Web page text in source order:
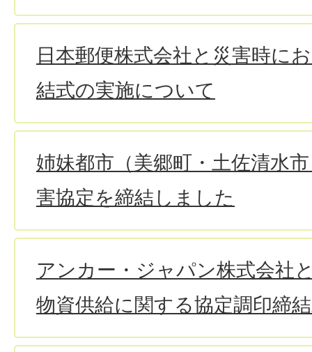
日本郵便株式会社と災害時に
結式の実施について
姉妹都市（美郷町・土佐清水
害協定を締結しました
アンカー・ジャパン株式会社
物資供給に関する協定調印締